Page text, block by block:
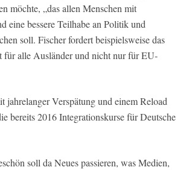
möchte, „das allen Menschen mit
eine bessere Teilhabe an Politik und
soll. Fischer fordert beispielsweise das
für alle Ausländer und nicht nur für EU-
jahrelanger Verspätung und einem Reload
bereits 2016 Integrationskurse für Deutsche
soll da Neues passieren, was Medien,